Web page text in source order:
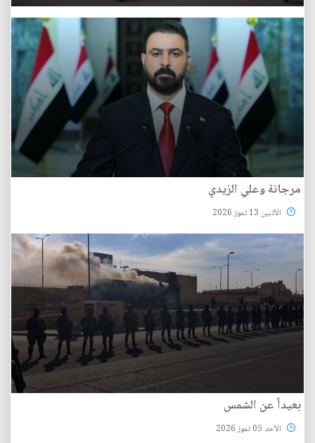
مرجانة وعلي الزيدي
الأثنين 13 تموز 2026
بعيداً عن الشمس
الأحد 05 تموز 2026